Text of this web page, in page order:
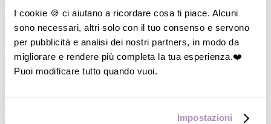
I cookie 🍪 ci aiutano a ricordare cosa ti piace. Alcuni
sono necessari, altri solo con il tuo consenso e servono
per pubblicità e analisi dei nostri partners, in modo da
migliorare e rendere più completa la tua esperienza.❤️
Puoi modificare tutto quando vuoi.
Impostazioni
―
Cuscini allattamento
―Biberon
―
Tettarelle
―Succhietti